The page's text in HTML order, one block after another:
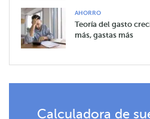
AHORRO
Teoría del gasto
más, gastas más
Calculadora de